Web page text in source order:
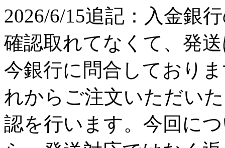
2026/6/15追記：入金銀
確認取れてなくて、発
今銀行に問合しており
れからご注文いただい
認を行います。今回に